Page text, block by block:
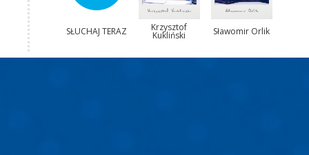
SŁUCHAJ TERAZ Krzysztof
Kukliński Sławomir Orlik